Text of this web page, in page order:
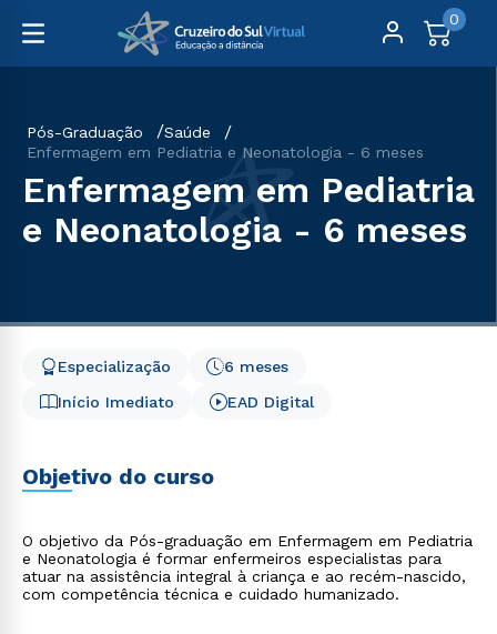
0
Pós-Graduação
Saúde
Enfermagem em Pediatria e Neonatologia - 6 meses
Enfermagem em Pediatria
e Neonatologia - 6 meses
Início Imediato
6 meses
Especialização
EAD Digital
Objetivo do curso
O objetivo da Pós-graduação em Enfermagem em Pediatria
e Neonatologia é formar enfermeiros especialistas para
atuar na assistência integral à criança e ao recém-nascido,
com competência técnica e cuidado humanizado.